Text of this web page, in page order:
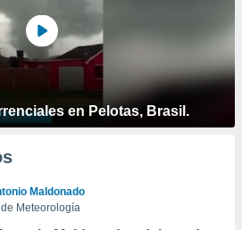
en Pelotas, Brasil.
Maldonado
Meteorología